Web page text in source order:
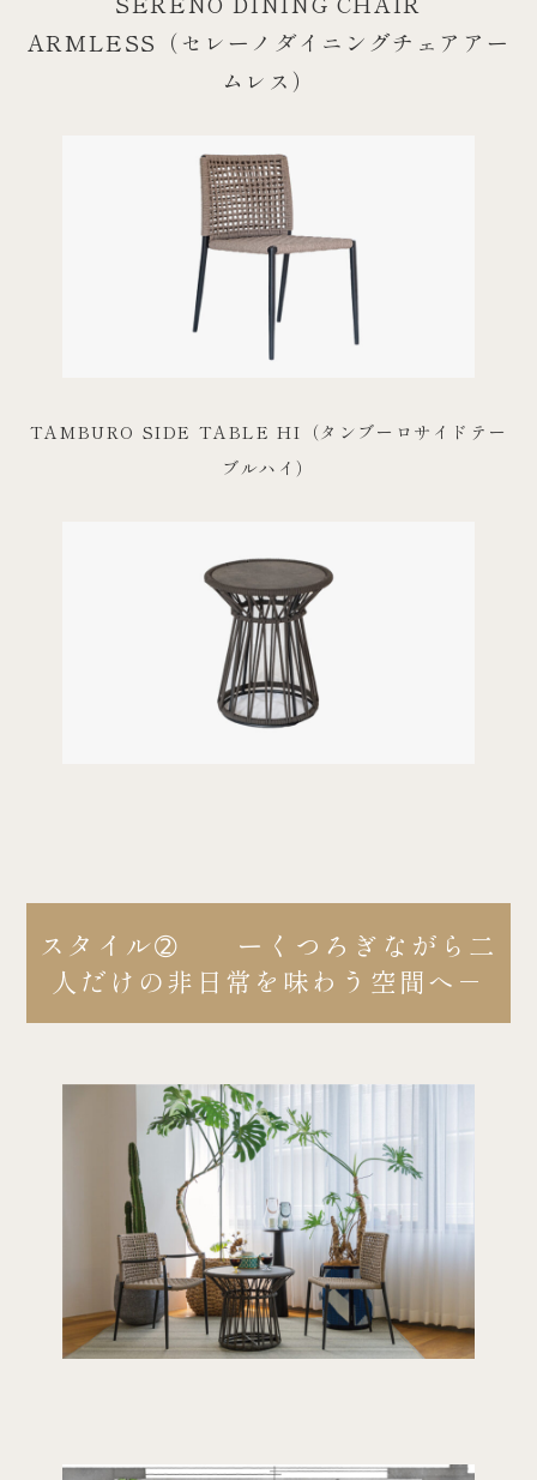
ARMLESS（セレーノダイニングチェアアー
ムレス）
TAMBURO SIDE TABLE HI（タンブーロサイドテー
ブルハイ）
スタイル➁ ーくつろぎながら二
人だけの非日常を味わう空間へ－